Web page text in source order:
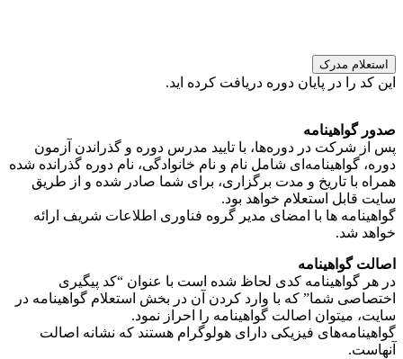
استعلام مدرک
این کد را در پایان دوره دریافت کرده اید.
صدور گواهینامه
پس از شرکت در دوره‌ها، با تایید مدرس دوره و گذراندن آزمون
دوره، گواهینامه‌ای شامل نام و نام خانوادگی، نام دوره گذرانده شده
همراه با تاریخ و مدت برگزاری، برای شما صادر شده و از طریق
سایت قابل استعلام خواهد بود.
گواهینامه ها با امضای مدیر گروه فناوری اطلاعات شریف ارائه
خواهد شد.
اصالت گواهینامه
در هر گواهینامه کدی لحاظ شده است با عنوان “کد پیگیری
اختصاصی شما” که با وارد کردن آن در بخش استعلام گواهینامه در
سایت، میتوان اصالت گواهینامه را احراز نمود.
گواهینامه‌های فیزیکی دارای هولوگرام هستند که نشانه اصالت
آنهاست.